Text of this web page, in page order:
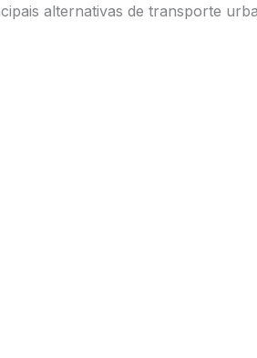
alternativas de transporte